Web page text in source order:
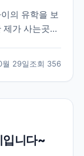
의 유학을 보
가 사는곳은
을 검색해서
29일조회 356
입니다~